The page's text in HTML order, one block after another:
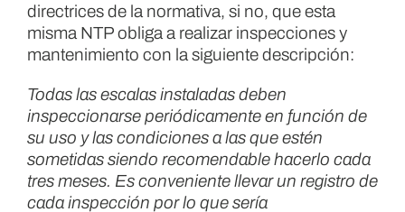
directrices de la normativa, si no, que esta
misma NTP obliga a realizar inspecciones y
mantenimiento con la siguiente descripción:
Todas las escalas instaladas deben
inspeccionarse periódicamente en función de
su uso y las condiciones a las que estén
sometidas siendo recomendable hacerlo cada
tres meses. Es conveniente llevar un registro de
cada inspección por lo que sería